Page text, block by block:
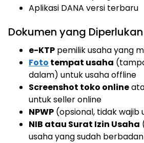
Aplikasi DANA versi terbaru
Dokumen yang Diperlukan
e-KTP pemilik usaha yang
Foto tempat usaha
dalam) untuk usaha offline
Screenshot toko online
untuk seller online
NPWP (opsional, tidak wajib
NIB atau Surat Izin Usaha
usaha yang sudah